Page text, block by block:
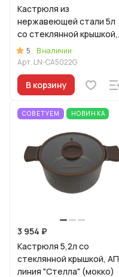
Кастрюля из
нержавеющей стали 5л
со стеклянной крышкой,
линия "Леон"
5
В наличии
Арт. LN-CA5022G
В корзину
СОВЕТУЕМ НОВИНКА
3 954 ₽
Кастрюля 5,2л со
стеклянной крышкой, АП
линия "Стелла" (мокко)